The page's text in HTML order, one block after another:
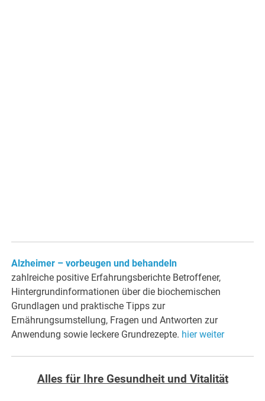
Alzheimer – vorbeugen und behandeln
zahlreiche positive Erfahrungsberichte Betroffener,
Hintergrundinformationen über die biochemischen
Grundlagen und praktische Tipps zur
Ernährungsumstellung, Fragen und Antworten zur
Anwendung sowie leckere Grundrezepte. hier weiter
Alles für Ihre Gesundheit und Vitalität